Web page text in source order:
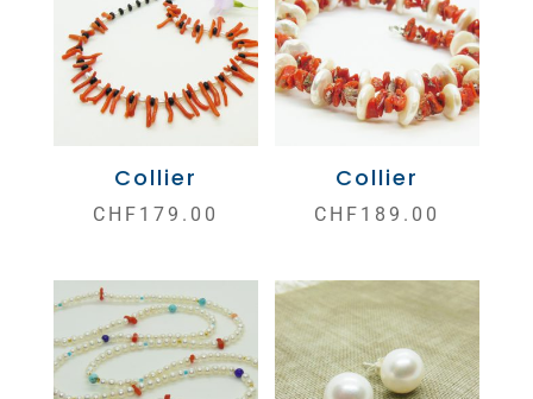
Collier
CHF 179.00
Collier
CHF 189.00